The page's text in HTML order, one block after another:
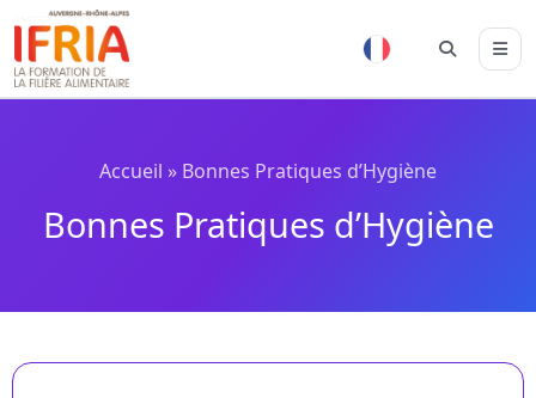
Accueil » Bonnes Pratiques d’Hygiène
Bonnes Pratiques d’Hygiène